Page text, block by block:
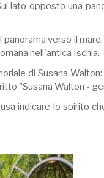
lato opposto una
panorama verso il
nell'antica Ischia.
di Susana
"Susana Walton -
indicare lo spirito